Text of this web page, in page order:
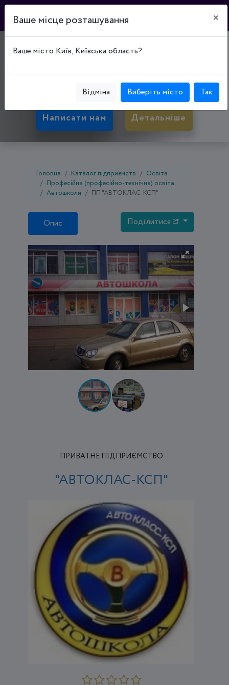
"АВТОКЛАС-КСП"
Покровський р-н, вул. Ватутіна, буд. 37А
Написати нам Детальніше
Головна Каталог підприємств
Освіта
Професійна (професійно-технічна) освіта
Автошколи
ПП "АВТОКЛАС-КСП"
Опис Поділитися
ПРИВАТНЕ ПІДПРИЄМСТВО
"АВТОКЛАС-КСП"
Ваше місце розташування ×
Ваше місто Київ, Київська область?
Відміна Виберіть місто Так